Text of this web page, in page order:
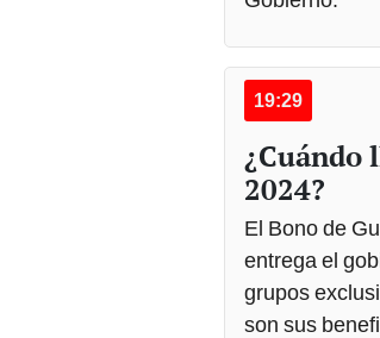
19:29
¿Cuándo
2024?
El Bono de
entrega el
grupos
son sus